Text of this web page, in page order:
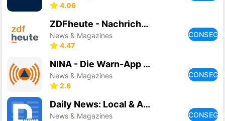
4.06
ZDFheute - Nachrichten
News & Magazines
4.47
NINA - Die Warn-App des BBK
News & Magazines
2.6
Daily News: Local & Alerts
News & Magazines